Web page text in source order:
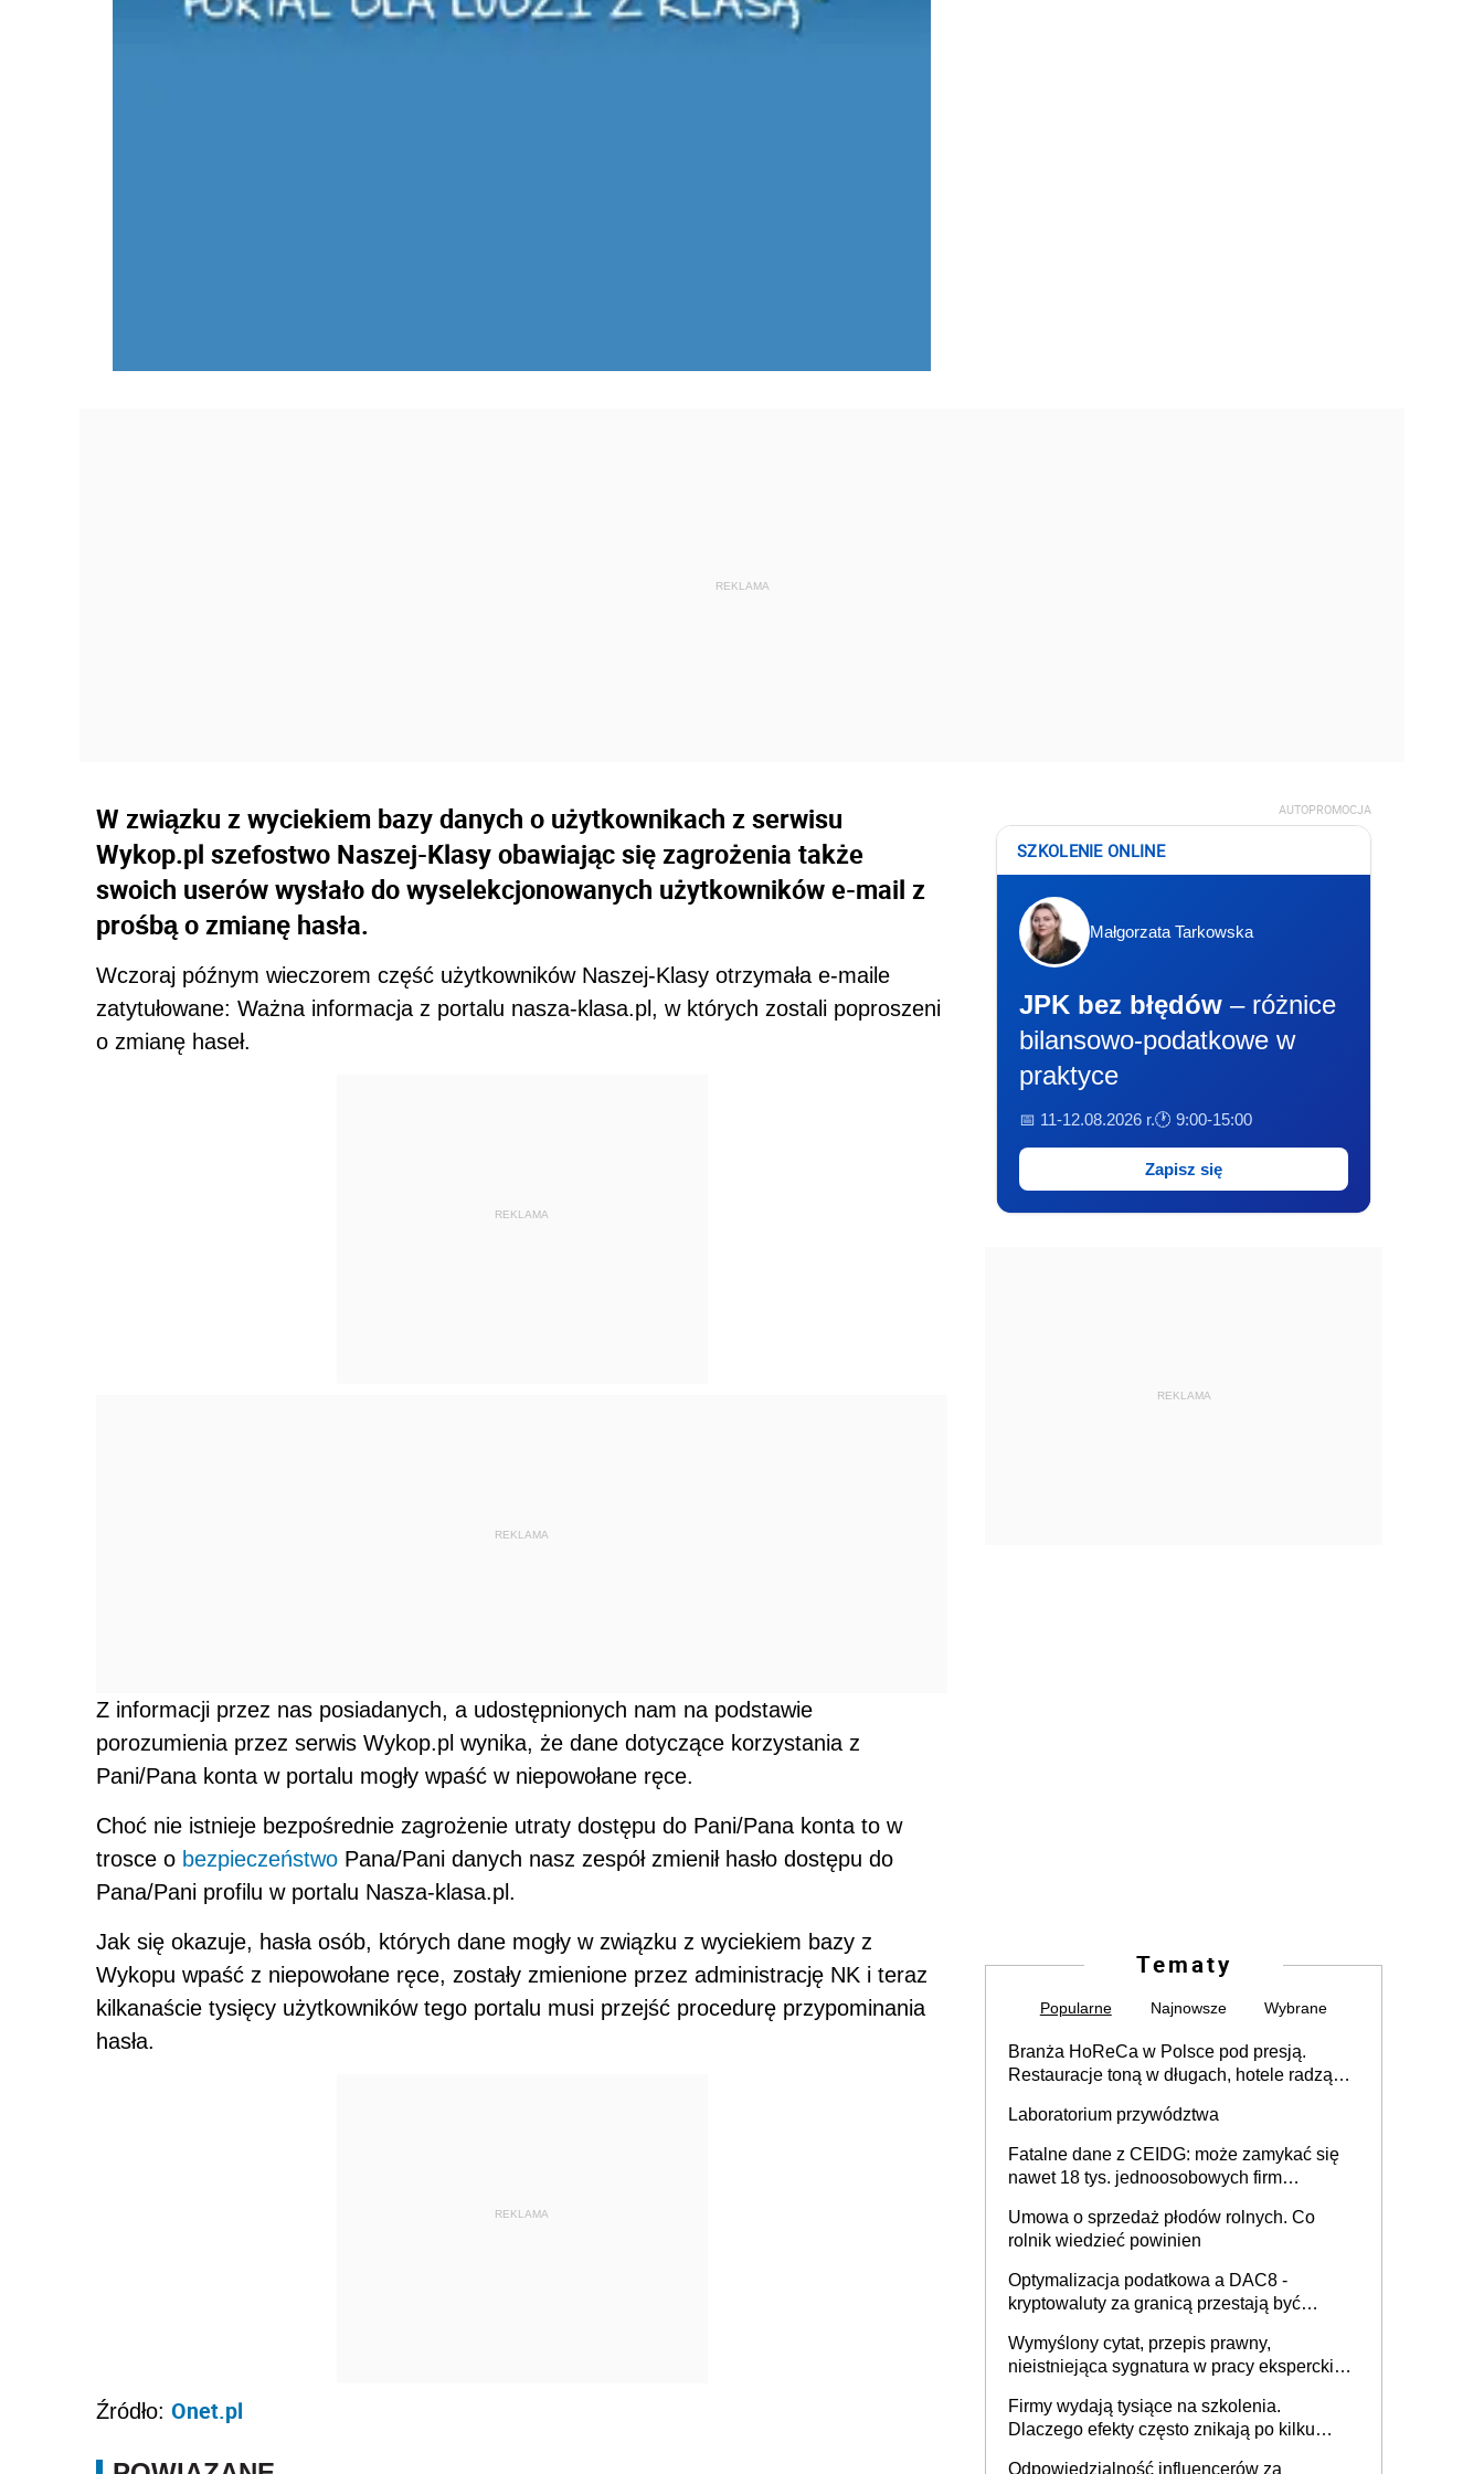
W związku z wyciekiem bazy danych o użytkownikach z serwisu
Wykop.pl szefostwo Naszej-Klasy obawiając się zagrożenia także
swoich userów wysłało do wyselekcjonowanych użytkowników e-mail z
prośbą o zmianę hasła.
Wczoraj późnym wieczorem część użytkowników Naszej-Klasy otrzymała e-maile
zatytułowane: Ważna informacja z portalu nasza-klasa.pl, w których zostali poproszeni
o zmianę haseł.
REKLAMA
REKLAMA
Z informacji przez nas posiadanych, a udostępnionych nam na podstawie
porozumienia przez serwis Wykop.pl wynika, że dane dotyczące korzystania z
Pani/Pana konta w portalu mogły wpaść w niepowołane ręce.
Choć nie istnieje bezpośrednie zagrożenie utraty dostępu do Pani/Pana konta to w
trosce o bezpieczeństwo Pana/Pani danych nasz zespół zmienił hasło dostępu do
Pana/Pani profilu w portalu Nasza-klasa.pl.
Jak się okazuje, hasła osób, których dane mogły w związku z wyciekiem bazy z
Wykopu wpaść z niepowołane ręce, zostały zmienione przez administrację NK i teraz
kilkanaście tysięcy użytkowników tego portalu musi przejść procedurę przypominania
hasła.
REKLAMA
Źródło: Onet.pl
AUTOPROMOCJA
SZKOLENIE ONLINE
Małgorzata Tarkowska
JPK bez błędów – różnice
bilansowo-podatkowe w
praktyce
📅 11-12.08.2026 r.🕐 9:00-15:00
Zapisz się
REKLAMA
Tematy
Popularne Najnowsze Wybrane
Branża HoReCa w Polsce pod presją.
Restauracje toną w długach, hotele radzą
Laboratorium przywództwa
Fatalne dane z CEIDG: może zamykać się
nawet 18 tys. jednoosobowych firm
Umowa o sprzedaż płodów rolnych. Co
rolnik wiedzieć powinien
Optymalizacja podatkowa a DAC8 -
kryptowaluty za granicą przestają być
Wymyślony cytat, przepis prawny,
nieistniejąca sygnatura w pracy eksperckiej -
firmie
Firmy wydają tysiące na szkolenia.
Dlaczego efekty często znikają po kilku
Odpowiedzialność influencerów za